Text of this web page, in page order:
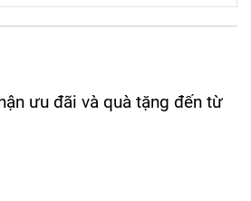
ưu đãi và quà tặng đến từ